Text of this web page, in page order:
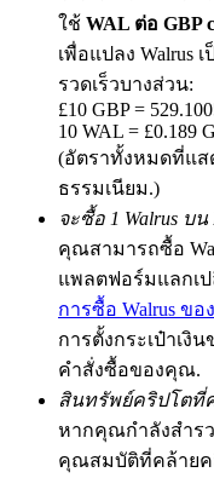
Exclusive for
Register & Trade to
Precious Metals
Trade Gold &
USDT New User
USDT Flexible
ใช้ WAL ต่อ GBP
เพื่อแปลง Walrus
รวดเร็วบางส่วน:
£10 GBP =
10 WAL = £0.189
(อัตราทั้งหมดที่แส
ธรรมเนียม.)
จะซื้อ 1 Walrus บน
คุณสามารถซื้อ
แพลตฟอร์มแลกเ
การซื้อ Walrus ขอ
การตั้งกระเป๋าเ
คำสั่งซื้อของคุณ.
สินทรัพย์คริปโตที่ค
หากคุณกำลังสำร
คุณสมบัติที่คล้ายค